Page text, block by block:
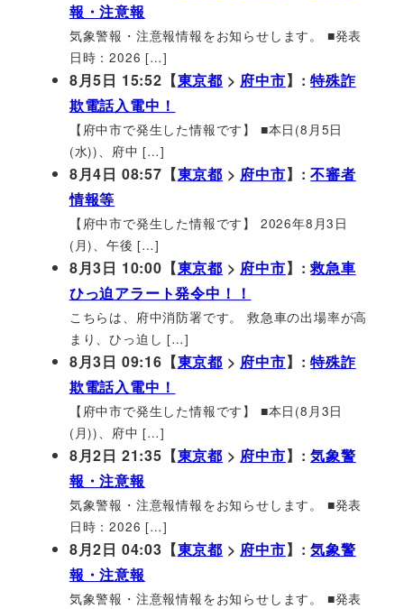
報・注意報
気象警報・注意報情報をお知らせします。 ■発表
日時：2026 […]
8月5日 15:52【東京都 > 府中市】:特殊詐
欺電話入電中！
【府中市で発生した情報です】 ■本日(8月5日
(水))、府中 […]
8月4日 08:57【東京都 > 府中市】:不審者
情報等
【府中市で発生した情報です】 2026年8月3日
(月)、午後 […]
8月3日 10:00【東京都 > 府中市】:救急車
ひっ迫アラート発令中！！
こちらは、府中消防署です。 救急車の出場率が高
まり、ひっ迫し […]
8月3日 09:16【東京都 > 府中市】:特殊詐
欺電話入電中！
【府中市で発生した情報です】 ■本日(8月3日
(月))、府中 […]
8月2日 21:35【東京都 > 府中市】:気象警
報・注意報
気象警報・注意報情報をお知らせします。 ■発表
日時：2026 […]
8月2日 04:03【東京都 > 府中市】:気象警
報・注意報
気象警報・注意報情報をお知らせします。 ■発表